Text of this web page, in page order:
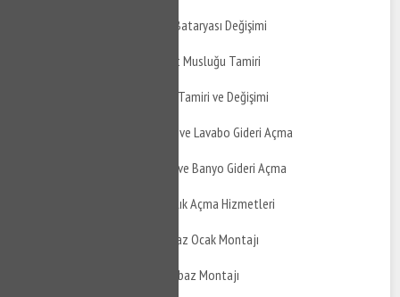
Altıeylül Balıklı Banyo Bataryası Değişimi
Altıeylül Balıklı Taharet Musluğu Tamiri
Altıeylül Balıklı Musluk Tamiri ve Değişimi
Altıeylül Balıklı Mutfak ve Lavabo Gideri Açma
Altıeylül Balıklı Balkon ve Banyo Gideri Açma
Altıeylül Balıklı Tıkanıklık Açma Hizmetleri
Altıeylül Balıklı Doğalgaz Ocak Montajı
Altıeylül Balıklı Davlumbaz Montajı